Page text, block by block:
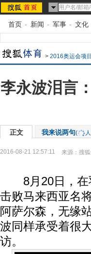
首页 - 新闻 - 军事 - 文化
> 2016奥运会项目
李永波泪言
正文 我来说两句(
2016-08-21 12:57:11 来源： 搜
8月20日，在
击败马来西亚名
阿萨尔森，无缘
波同样承受着很
访。